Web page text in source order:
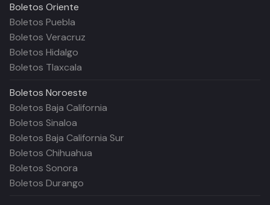
Boletos Oriente
Boletos Puebla
Boletos Veracruz
Boletos Hidalgo
Boletos Tlaxcala
Boletos Noroeste
Boletos Baja California
Boletos Sinaloa
Boletos Baja California Sur
Boletos Chihuahua
Boletos Sonora
Boletos Durango